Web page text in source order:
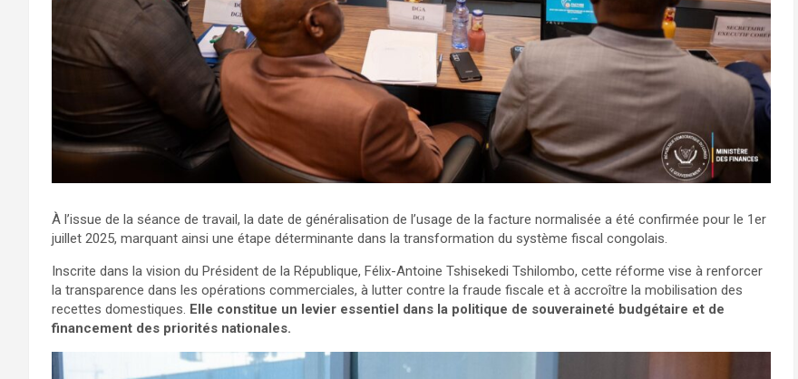
À l’issue de la séance de travail, la date de généralisation de l’usage de la facture normalisée a été confirmée pour le 1er
juillet 2025, marquant ainsi une étape déterminante dans la transformation du système fiscal congolais.
Inscrite dans la vision du Président de la République, Félix-Antoine Tshisekedi Tshilombo, cette réforme vise à renforcer
la transparence dans les opérations commerciales, à lutter contre la fraude fiscale et à accroître la mobilisation des
recettes domestiques. Elle constitue un levier essentiel dans la politique de souveraineté budgétaire et de
financement des priorités nationales.